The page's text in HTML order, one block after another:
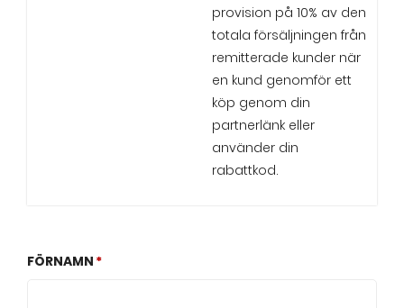
provision på 10% av den
totala försäljningen från
remitterade kunder när
en kund genomför ett
köp genom din
partnerlänk eller
använder din
rabattkod.
FÖRNAMN